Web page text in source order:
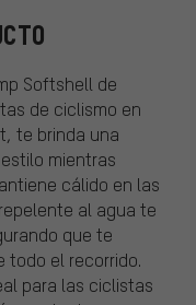
Softshell de
de ciclismo en
te brinda una
mientras
cálido en las
al agua te
que te
todo el recorrido.
para las ciclistas